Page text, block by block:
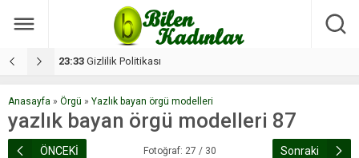
17:08 Dilan, düğününe 5 gün kala hayatını kaybetti
Anasayfa » Örgü » Yazlık bayan örgü modelleri
yazlık bayan örgü modelleri 87
ÖNCEKİ Fotoğraf: 27 / 30 Sonraki